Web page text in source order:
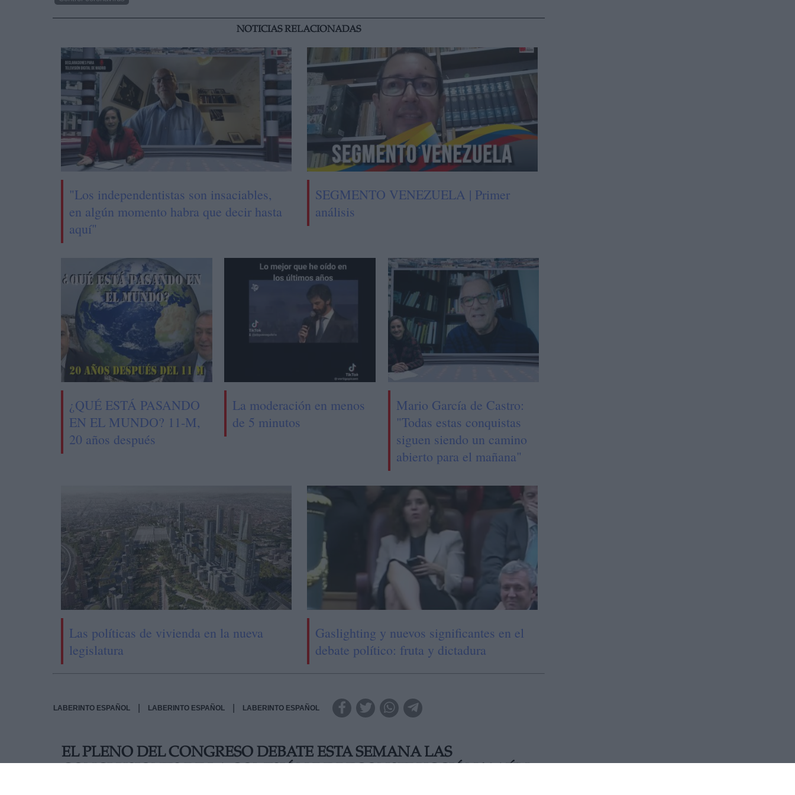
NOTICIAS RELACIONADAS
"Los independentistas son insaciables,
en algún momento habra que decir hasta
aquí"
SEGMENTO VENEZUELA | Primer
análisis
¿QUÉ ESTÁ PASANDO
EN EL MUNDO? 11-M,
20 años después
La moderación en menos
de 5 minutos
Mario García de Castro:
"Todas estas conquistas
siguen siendo un camino
abierto para el mañana"
Las políticas de vivienda en la nueva
legislatura
Gaslighting y nuevos significantes en el
debate político: fruta y dictadura
LABERINTO ESPAÑOL LABERINTO ESPAÑOL LABERINTO ESPAÑOL
EL PLENO DEL CONGRESO DEBATE ESTA SEMANA LAS